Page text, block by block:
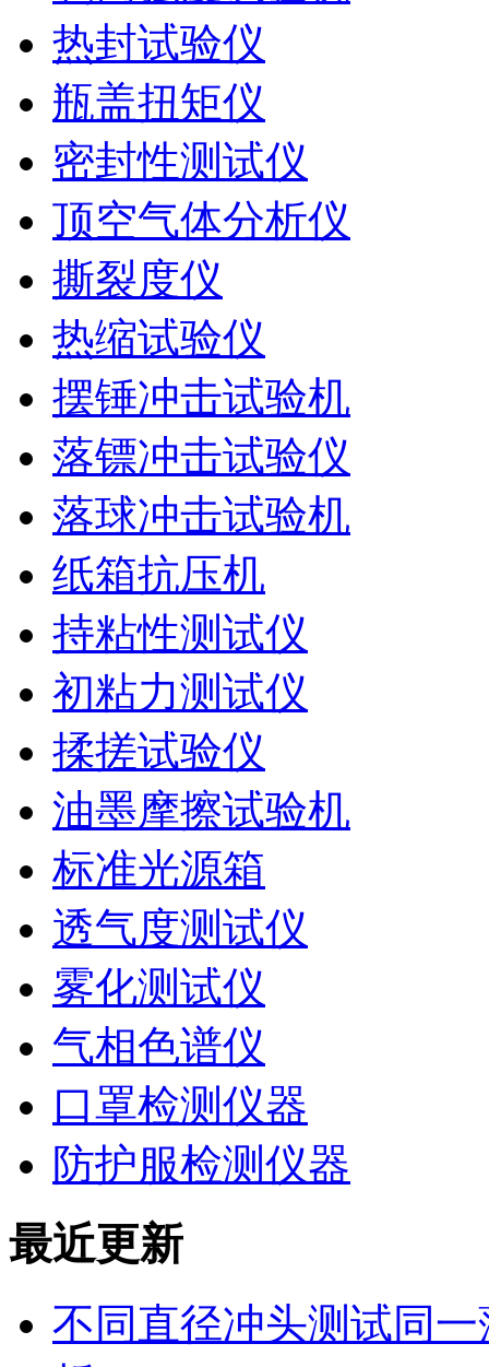
热封试验仪
瓶盖扭矩仪
密封性测试仪
顶空气体分析仪
撕裂度仪
热缩试验仪
摆锤冲击试验机
落镖冲击试验仪
落球冲击试验机
纸箱抗压机
持粘性测试仪
初粘力测试仪
揉搓试验仪
油墨摩擦试验机
标准光源箱
透气度测试仪
雾化测试仪
气相色谱仪
口罩检测仪器
防护服检测仪器
最近更新
不同直径冲头测试同